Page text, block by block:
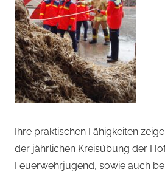
Ihre praktischen Fähigkeiten
der jährlichen Kreisübung der
Feuerwehrjugend, sowie auch